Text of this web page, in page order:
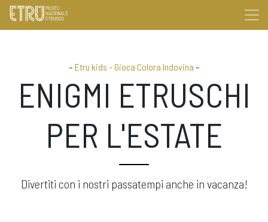
– Etru kids - Gioca Colora Indovina –
ENIGMI ETRUSCHI
PER L'ESTATE
Divertiti con i nostri passatempi anche in vacanza!